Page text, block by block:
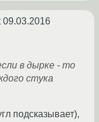
09.03.2016
в дырке - то
стука
подсказывает),